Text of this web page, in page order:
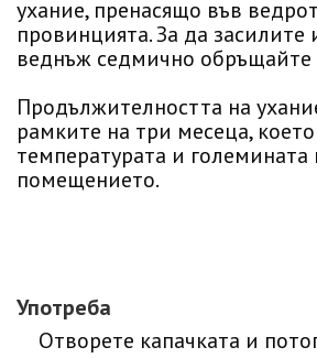
ухание, пренасящо във
провинцията. За да засилите
веднъж седмично обръщайте
Продължителността на
рамките на три месеца,
температурата и големината
помещението.
Употреба
Отворете капачката и